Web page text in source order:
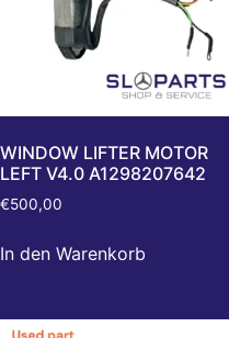
WINDOW LIFTER MOTOR
LEFT V4.0 A1298207642
€500,00
In den Warenkorb